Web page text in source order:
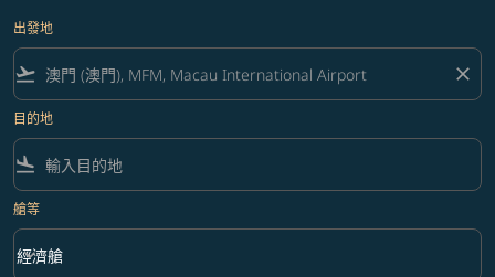
出發地
flight_takeoff close
目的地
flight_land
艙等
艙等 option 經濟艙 Selected
經濟艙
keyboard_arrow_down